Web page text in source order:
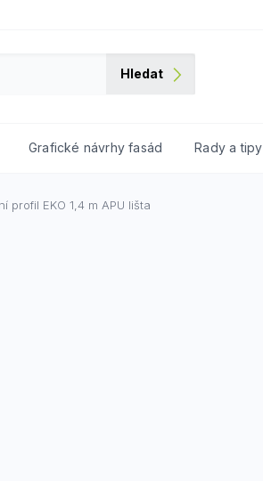
Hledat
Grafické návrhy fasád Rady a tipy
profil EKO 1,4 m APU lišta